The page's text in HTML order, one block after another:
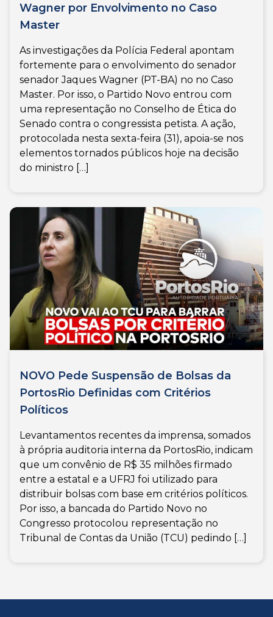
Wagner por Envolvimento no Caso
Master
As investigações da Polícia Federal apontam
fortemente para o envolvimento do senador
senador Jaques Wagner (PT-BA) no no Caso
Master. Por isso, o Partido Novo entrou com
uma representação no Conselho de Ética do
Senado contra o congressista petista. A ação,
protocolada nesta sexta-feira (31), apoia-se nos
elementos tornados públicos hoje na decisão
do ministro […]
NOVO Pede Suspensão de Bolsas da
PortosRio Definidas com Critérios
Políticos
Levantamentos recentes da imprensa, somados
à própria auditoria interna da PortosRio, indicam
que um convênio de R$ 35 milhões firmado
entre a estatal e a UFRJ foi utilizado para
distribuir bolsas com base em critérios políticos.
Por isso, a bancada do Partido Novo no
Congresso protocolou representação no
Tribunal de Contas da União (TCU) pedindo […]